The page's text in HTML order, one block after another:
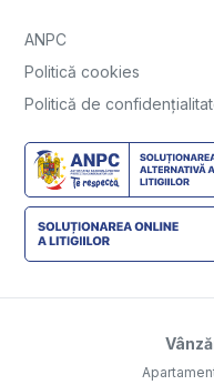
ANPC
Politică cookies
Politică de